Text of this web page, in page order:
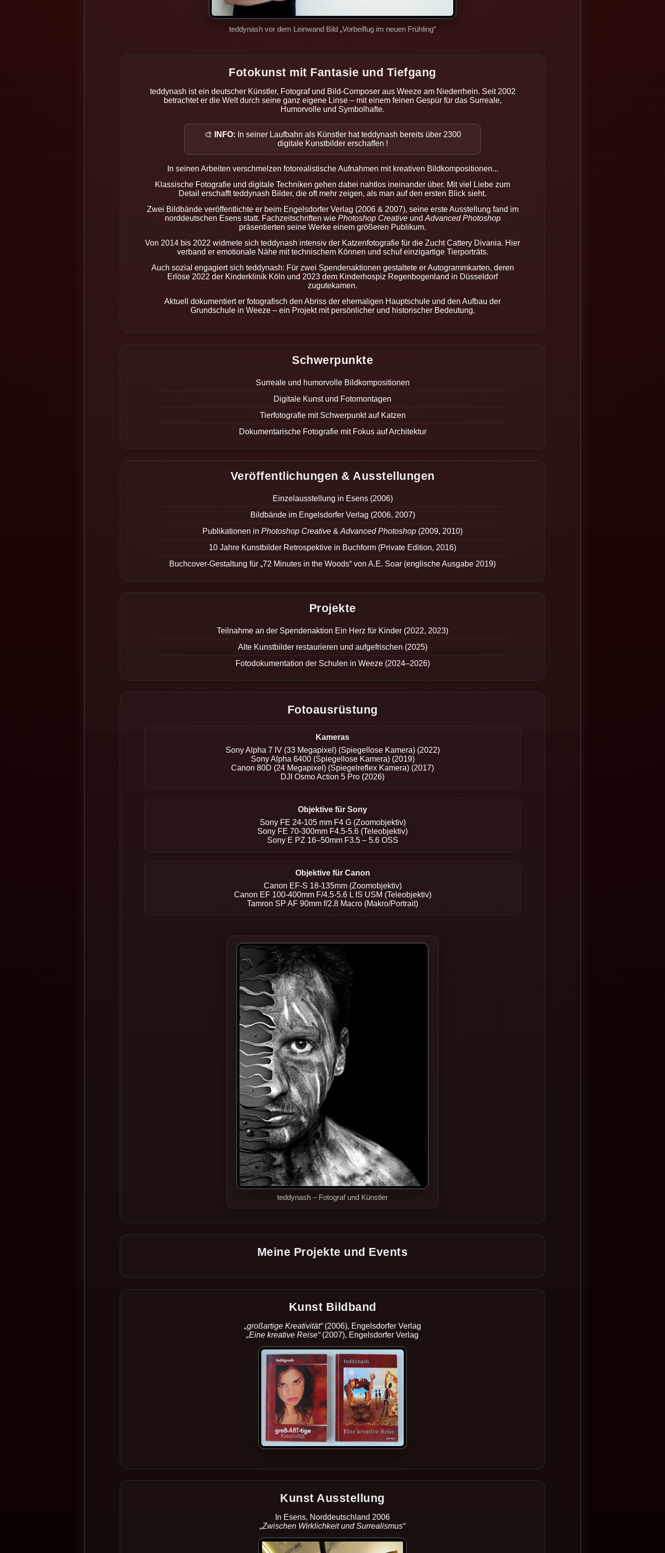
teddynash vor dem Leinwand Bild „Vorbeiflug im neuen Frühling“
Fotokunst mit Fantasie und Tiefgang
teddynash ist ein deutscher Künstler, Fotograf und Bild-Composer aus Weeze am Niederrhein. Seit 2002
betrachtet er die Welt durch seine ganz eigene Linse – mit einem feinen Gespür für das Surreale,
Humorvolle und Symbolhafte.
🎨 INFO: In seiner Laufbahn als Künstler hat teddynash bereits über 2300
digitale Kunstbilder erschaffen !
In seinen Arbeiten verschmelzen fotorealistische Aufnahmen mit kreativen Bildkompositionen...
Klassische Fotografie und digitale Techniken gehen dabei nahtlos ineinander über. Mit viel Liebe zum
Detail erschafft teddynash Bilder, die oft mehr zeigen, als man auf den ersten Blick sieht.
Zwei Bildbände veröffentlichte er beim Engelsdorfer Verlag (2006 & 2007), seine erste Ausstellung fand im
norddeutschen Esens statt. Fachzeitschriften wie Photoshop Creativeund Advanced Photoshop
präsentierten seine Werke einem größeren Publikum.
Von 2014 bis 2022 widmete sich teddynash intensiv der Katzenfotografie für die Zucht Cattery Divania. Hier
verband er emotionale Nähe mit technischem Können und schuf einzigartige Tierporträts.
Auch sozial engagiert sich teddynash: Für zwei Spendenaktionen gestaltete er Autogrammkarten, deren
Erlöse 2022 der Kinderklinik Köln und 2023 dem Kinderhospiz Regenbogenland in Düsseldorf
zugutekamen.
Aktuell dokumentiert er fotografisch den Abriss der ehemaligen Hauptschule und den Aufbau der
Grundschule in Weeze – ein Projekt mit persönlicher und historischer Bedeutung.
Schwerpunkte
Surreale und humorvolle Bildkompositionen
Digitale Kunst und Fotomontagen
Tierfotografie mit Schwerpunkt auf Katzen
Dokumentarische Fotografie mit Fokus auf Architektur
Veröffentlichungen & Ausstellungen
Einzelausstellung in Esens (2006)
Bildbände im Engelsdorfer Verlag (2006, 2007)
Publikationen in Photoshop Creative & Advanced Photoshop (2009, 2010)
10 Jahre Kunstbilder Retrospektive in Buchform (Private Edition, 2016)
Buchcover-Gestaltung für „72 Minutes in the Woods“ von A.E. Soar (englische Ausgabe 2019)
Projekte
Teilnahme an der Spendenaktion Ein Herz für Kinder (2022, 2023)
Alte Kunstbilder restaurieren und aufgefrischen (2025)
Fotodokumentation der Schulen in Weeze (2024–2026)
Fotoausrüstung
Kameras
Sony Alpha 7 IV (33 Megapixel) (Spiegellose Kamera) (2022)
Sony Alpha 6400 (Spiegellose Kamera) (2019)
Canon 80D (24 Megapixel) (Spiegelreflex Kamera) (2017)
DJI Osmo Action 5 Pro (2026)
Objektive für Sony
Sony FE 24-105 mm F4 G (Zoomobjektiv)
Sony FE 70-300mm F4.5-5.6 (Teleobjektiv)
Sony E PZ 16–50mm F3.5 – 5.6 OSS
Objektive für Canon
Canon EF-S 18-135mm (Zoomobjektiv)
Canon EF 100-400mm F/4.5-5.6 L IS USM (Teleobjektiv)
Tamron SP AF 90mm f/2.8 Macro (Makro/Portrait)
teddynash – Fotograf und Künstler
Meine Projekte und Events
Kunst Bildband
„großartige Kreativität“(2006), Engelsdorfer Verlag
„Eine kreative Reise“(2007), Engelsdorfer Verlag
Kunst Ausstellung
In Esens, Norddeutschland 2006
„Zwischen Wirklichkeit und Surrealismus“